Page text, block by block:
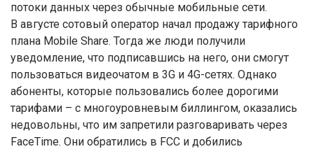
потоки данных через обычные мобильные сети.
В августе сотовый оператор начал продажу тарифного
плана Mobile Share. Тогда же люди получили
уведомление, что подписавшись на него, они смогут
пользоваться видеочатом в 3G и 4G-сетях. Однако
абоненты, которые пользовались более дорогими
тарифами – с многоуровневым биллингом, оказались
недовольны, что им запретили разговаривать через
FaceTime. Они обратились в FCC и добились